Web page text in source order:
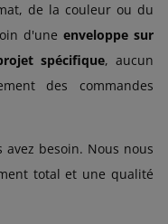
de la couleur ou du
d'une enveloppe sur
spécifique, aucun
des commandes
besoin. Nous nous
total et une qualité